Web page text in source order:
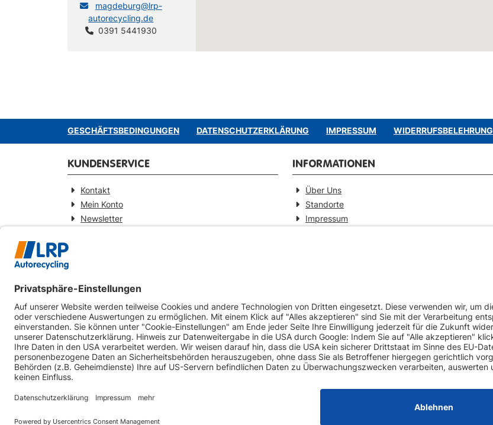
magdeburg@lrp-
autorecycling.de
0391 5441930
GESCHÄFTSBEDINGUNGEN DATENSCHUTZERKLÄRUNG IMPRESSUM WIDERRUFSBELEHRUNG
KUNDENSERVICE
Kontakt
Mein Konto
Newsletter
INFORMATIONEN
Über Uns
Standorte
Impressum
Webseitenbetreiber
LRP-Autorecycling Magdeburg GmbH
Am Zweigkanal 9
39126 Magdeburg
0391-5441930
info@lrp-autorecycling-magdeburg.de
Ersatzteilverkauf mit Gewährleistung
Zertifizierter Fahrzeug-Demontagebetrieb
Umweltschonende Werkstattentsorgungen
Europaweiter Versand (auf Anfrage)
Mehr als 20 Jahre Erfahrung